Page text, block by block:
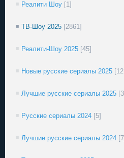
Реалити Шоу [1]
ТВ-Шоу 2025 [2861]
Реалити-Шоу 2025 [45]
Новые русские сериалы 2025
Лучшие русские сериалы 2025
Русские сериалы 2024 [5]
Лучшие русские сериалы 2024